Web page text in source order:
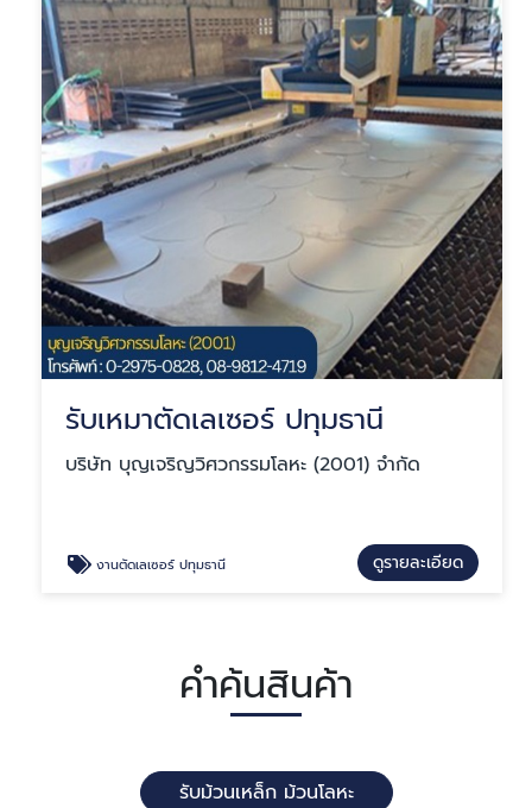
รับเหมาตัดเลเซอร์ ปทุมธานี
บริษัท บุญเจริญวิศวกรรมโลหะ (2001) จำกัด
งานตัดเลเซอร์ ปทุมธานี ดูรายละเอียด
คำค้นสินค้า
รับม้วนเหล็ก ม้วนโลหะ